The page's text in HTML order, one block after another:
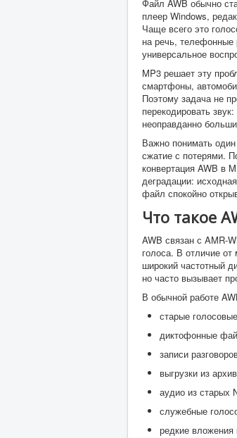
Файл AWB обычно
плеер Windows,
Чаще всего это
на речь,
универсальное
MP3 решает эту
смартфоны,
Поэтому задача не
перекодировать
неоправданно
Важно понимать
сжатие с потерями.
конвертация AWB в
деградации:
файл спокойно
Что такое
AWB связан с AMR-
голоса. В отличие
широкий частотный
но часто вызывает
В обычной работе
старые
диктофонные
записи
выгрузки из
аудио из старых
служебные
редкие